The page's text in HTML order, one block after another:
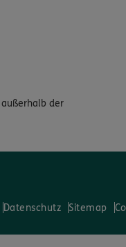
außerhalb der
Datenschutz Sitemap